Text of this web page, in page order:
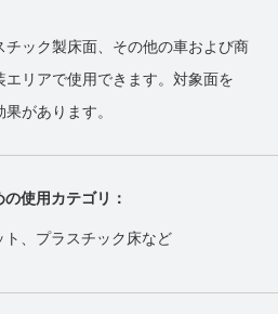
ック製床面、その他の車および商
リアで使用できます。対象面を
があります。
の使用カテゴリ：
ト、プラスチック床など